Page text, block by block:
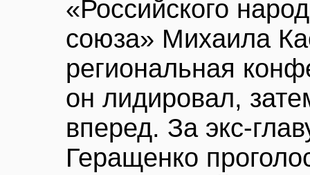
«Российского
союза» Михаила
региональная
он лидировал,
вперед. За экс-
Геращенко